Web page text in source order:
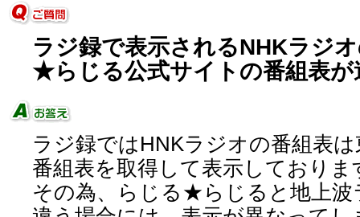
ラジ録で表示されるNHKラジ
★らじる公式サイトの番組表が
ラジ録ではHNKラジオの番組表
番組表を取得して表示しておりま
その為、らじる★らじると地上波